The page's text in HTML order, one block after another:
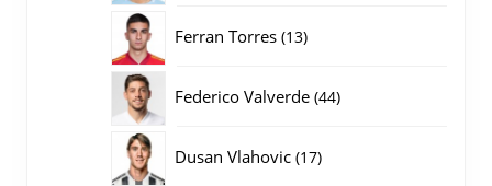
Ferran Torres 1313
Federico Valverde 4444
Dusan Vlahovic 1717